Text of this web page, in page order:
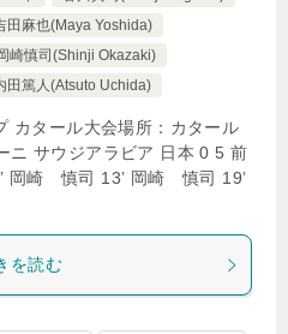
田麻也(Maya Yoshida)
崎慎司(Shinji Okazaki)
田篤人(Atsuto Uchida)
カタール大会場所：カタール
ニ サウジアラビア 日本 0 5 前
岡崎 慎司 13’ 岡崎 慎司 19’
を読む